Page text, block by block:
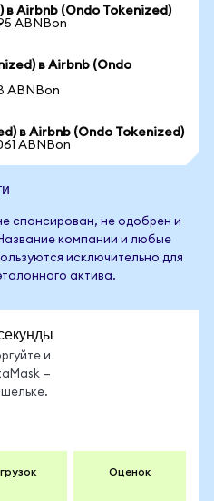
в Airbnb (Ondo Tokenized)
ABNBon
в Airbnb (Ondo
ABNBon
в Airbnb (Ondo Tokenized)
ABNBon
спонсирован, не одобрен и
компании и любые
исключительно для
актива.
и
—
Оценок